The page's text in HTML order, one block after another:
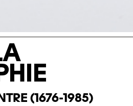
(1676-1985)